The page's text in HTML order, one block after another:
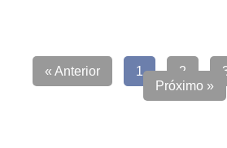
« Anterior 1 2
Próximo »